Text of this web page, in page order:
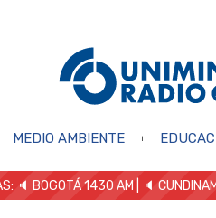
MEDIO AMBIENTE
🔈 BOGOTÁ 1430 AM | 🔈